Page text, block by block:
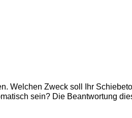
Welchen Zweck soll Ihr
sein? Die Beantwortung